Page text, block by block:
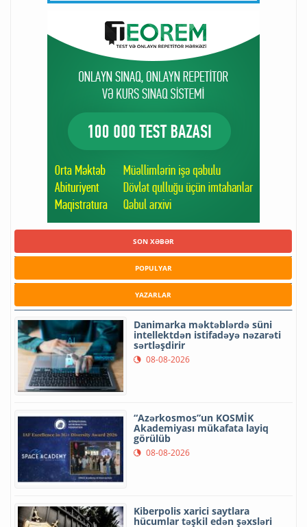
SON XƏBƏR
POPULYAR
YAZARLAR
Danimarka məktəblərdə süni
intellektdən istifadəyə nəzarəti
sərtləşdirir
08-08-2026
“Azərkosmos”un KOSMİK
Akademiyası mükafata layiq
görülüb
08-08-2026
Kiberpolis xarici saytlara
hücumlar təşkil edən şəxsləri